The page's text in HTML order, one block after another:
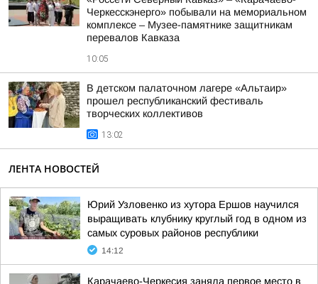
Черкесскэнерго» побывали на мемориальном
комплексе – Музее-памятнике защитникам
перевалов Кавказа
10:05
В детском палаточном лагере «Альтаир»
прошел республиканский фестиваль
творческих коллективов
13:02
ЛЕНТА НОВОСТЕЙ
Юрий Узловенко из хутора Ершов научился
выращивать клубнику круглый год в одном из
самых суровых районов республики
14:12
Карачаево-Черкесия заняла первое место в